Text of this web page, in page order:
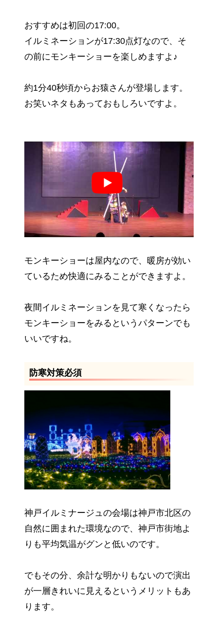
おすすめは初回の17:00。
イルミネーションが17:30点灯なので、そ
の前にモンキーショーを楽しめますよ♪
約1分40秒頃からお猿さんが登場します。
お笑いネタもあっておもしろいですよ。
モンキーショーは屋内なので、暖房が効い
ているため快適にみることができますよ。
夜間イルミネーションを見て寒くなったら
モンキーショーをみるというパターンでも
いいですね。
防寒対策必須
神戸イルミナージュの会場は神戸市北区の
自然に囲まれた環境なので、神戸市街地よ
りも平均気温がグンと低いのです。
でもその分、余計な明かりもないので演出
が一層きれいに見えるというメリットもあ
ります。